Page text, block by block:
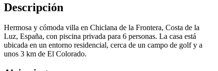
Descripción
Hermosa y cómoda villa en Chiclana de la Frontera, Costa de la
Luz, España, con piscina privada para 6 personas. La casa está
ubicada en un entorno residencial, cerca de un campo de golf y a
unos 3 km de El Colorado.